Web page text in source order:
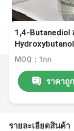
1,4-Butanediol
MOQ：1กก
ราคาถู
รายละเอียดสินค้า